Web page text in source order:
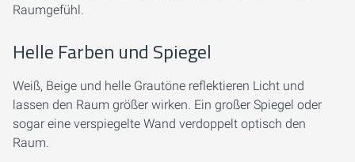
Raumgefühl.
Helle Farben und Spiegel
Weiß, Beige und helle Grautöne reflektieren Licht und
lassen den Raum größer wirken. Ein großer Spiegel oder
sogar eine verspiegelte Wand verdoppelt optisch den
Raum.